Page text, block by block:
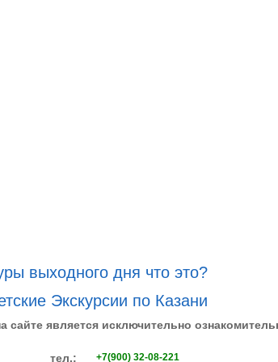
выходного дня что это?
Экскурсии по Казани
сайте является исключительно
тел.: +7(900) 32-08-221